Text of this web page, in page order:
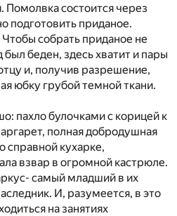
Помолвка состоится через
подготовить приданое.
собрать приданое не
беден, здесь хватит и пары
и, получив разрешение,
юбку грубой темной ткани.
пахло булочками с корицей к
полная добродушная
справной кухарке,
взвар в огромной кастрюле.
самый младший в их
И, разумеется, в это
на занятиях